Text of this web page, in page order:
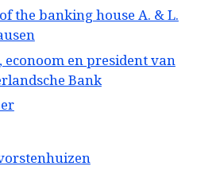
the banking house A. & L.
en president van
Bank